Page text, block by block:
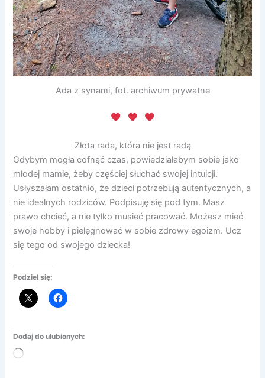
Ada z synami, fot. archiwum prywatne
Złota rada, która nie jest radą
Gdybym mogła cofnąć czas, powiedziałabym sobie jako
młodej mamie, żeby częściej słuchać swojej intuicji.
Usłyszałam ostatnio, że dzieci potrzebują autentycznych, a
nie idealnych rodziców. Podpisuję się pod tym. Masz
prawo chcieć, a nie tylko musieć pracować. Możesz mieć
swoje hobby i pielęgnować w sobie zdrowy egoizm. Ucz
się tego od swojego dziecka!
Podziel się:
Dodaj do ulubionych:
Wczytywanie…